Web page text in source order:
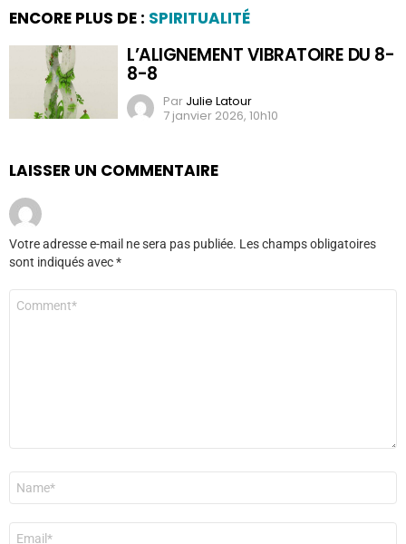
ENCORE PLUS DE : SPIRITUALITÉ
L’ALIGNEMENT VIBRATOIRE DU 8-
8-8
Par Julie Latour
7 janvier 2026, 10h10
LAISSER UN COMMENTAIRE
Votre adresse e-mail ne sera pas publiée. Les champs obligatoires
sont indiqués avec*